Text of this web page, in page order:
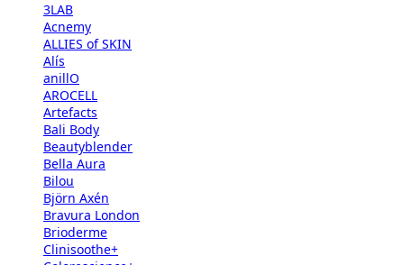
3LAB
Acnemy
ALLIES of SKIN
Alís
anillO
AROCELL
Artefacts
Bali Body
Beautyblender
Bella Aura
Bilou
Björn Axén
Bravura London
Brioderme
Clinisoothe+